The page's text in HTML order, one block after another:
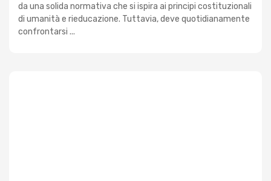
da una solida normativa che si ispira ai principi costituzionali
di umanità e rieducazione. Tuttavia, deve quotidianamente
confrontarsi ...